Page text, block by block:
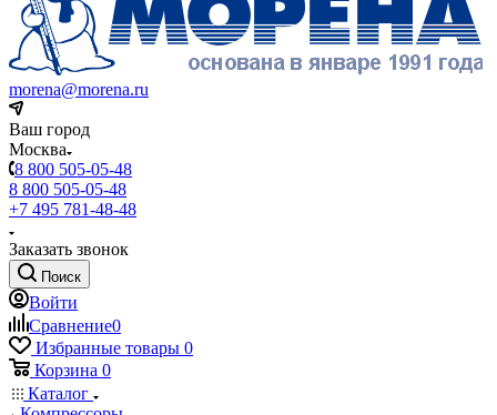
morena@morena.ru
Ваш город
Москва
8 800 505-05-48
8 800 505-05-48
+7 495 781-48-48
Заказать звонок
Поиск
Войти
Сравнение0
Избранные товары 0
Корзина 0
Каталог